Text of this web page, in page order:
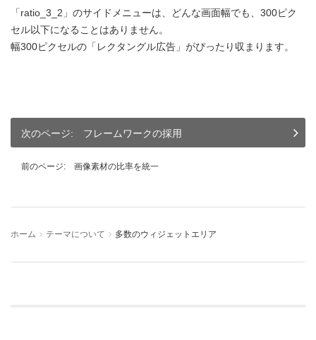
「ratio_3_2」のサイドメニューは、どんな画面幅でも、300ピク
セル以下になることはありません。
幅300ピクセルの「レクタングル広告」がぴったり収まります。
フレームワークの採用
画像素材の比率を統一
ホーム テーマについて 多数のウィジェットエリア